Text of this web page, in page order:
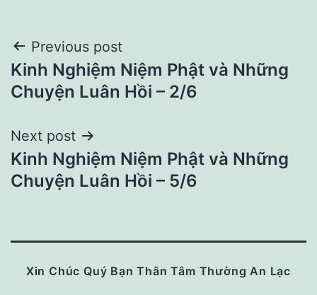
Post
navigation
Previous post
Kinh Nghiệm Niệm Phật và Những
Chuyện Luân Hồi – 2/6
Next post
Kinh Nghiệm Niệm Phật và Những
Chuyện Luân Hồi – 5/6
Xin Chúc Quý Bạn Thân Tâm Thường An Lạc